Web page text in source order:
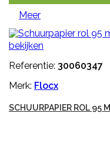
Meer
bekijken
Referentie: 30060347
Merk: Flocx
SCHUURPAPIER ROL 95